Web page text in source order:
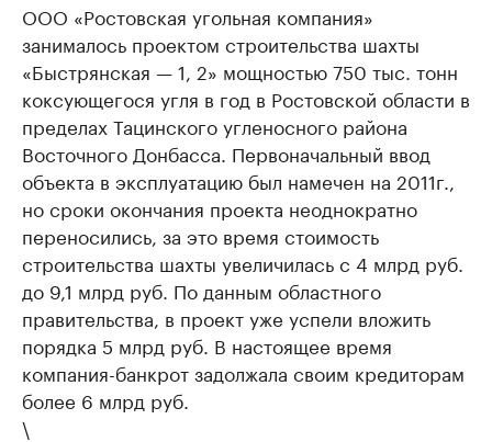
ООО «Ростовская угольная компания»
занималось проектом строительства шахты
«Быстрянская — 1, 2» мощностью 750 тыс. тонн
коксующегося угля в год в Ростовской области в
пределах Тацинского угленосного района
Восточного Донбасса. Первоначальный ввод
объекта в эксплуатацию был намечен на 2011г.,
но сроки окончания проекта неоднократно
переносились, за это время стоимость
строительства шахты увеличилась с 4 млрд руб.
до 9,1 млрд руб. По данным областного
правительства, в проект уже успели вложить
порядка 5 млрд руб. В настоящее время
компания-банкрот задолжала своим кредиторам
более 6 млрд руб.
\